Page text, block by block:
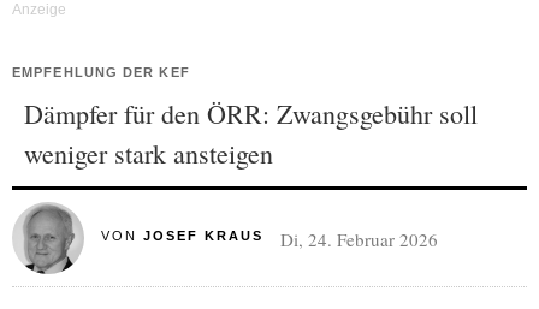
EMPFEHLUNG DER KEF
Dämpfer für den ÖRR: Zwangsgebühr soll
weniger stark ansteigen
VON JOSEF KRAUS Di, 24. Februar 2026